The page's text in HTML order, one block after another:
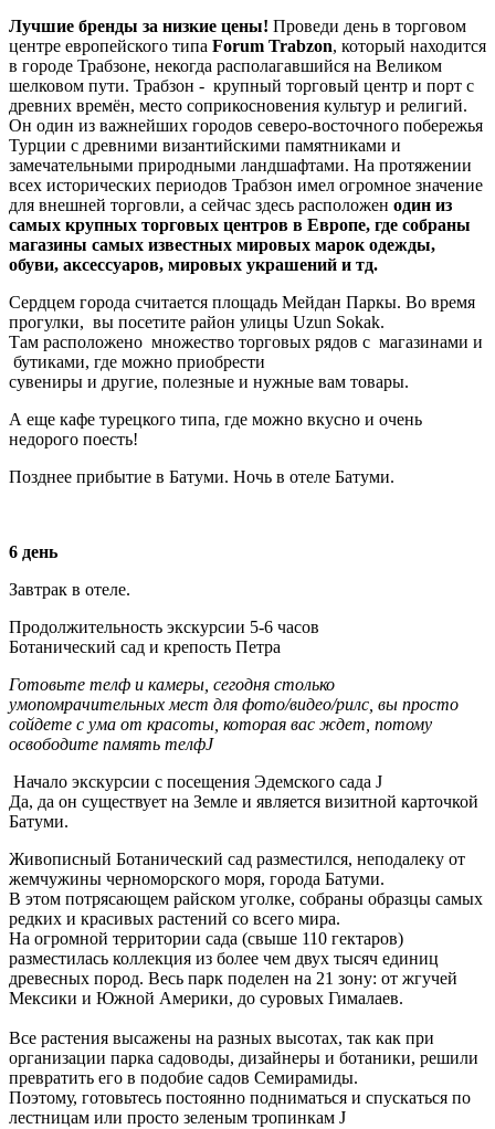
Лучшие бренды за низкие цены! Проведи день в торговом
центре европейского типа Forum Trabzon, который находится
в городе Трабзоне, некогда располагавшийся на Великом
шелковом пути. Трабзон - крупный торговый центр и порт с
древних времён, место соприкосновения культур и религий.
Он один из важнейших городов северо-восточного побережья
Турции с древними византийскими памятниками и
замечательными природными ландшафтами. На протяжении
всех исторических периодов Трабзон имел огромное значение
для внешней торговли, а сейчас здесь расположен один из
самых крупных торговых центров в Европе, где собраны
магазины самых известных мировых марок одежды,
обуви, аксессуаров, мировых украшений и тд.
Сердцем города считается площадь Мейдан Паркы. Во время
прогулки, вы посетите район улицы Uzun Sokak.
Там расположено множество торговых рядов с магазинами и
бутиками, где можно приобрести
сувениры и другие, полезные и нужные вам товары.
А еще кафе турецкого типа, где можно вкусно и очень
недорого поесть!
Позднее прибытие в Батуми. Ночь в отеле Батуми.
6 день
Завтрак в отеле.
Продолжительность экскурсии 5-6 часов
Ботанический сад и крепость Петра
Готовьте телф и камеры, сегодня столько
умопомрачительных мест для фото/видео/рилс, вы просто
сойдете с ума от красоты, которая вас ждет, потому
освободите память телфJ
Начало экскурсии с посещения Эдемского сада J
Да, да он существует на Земле и является визитной карточкой
Батуми.
Живописный Ботанический сад разместился, неподалеку от
жемчужины черноморского моря, города Батуми.
В этом потрясающем райском уголке, собраны образцы самых
редких и красивых растений со всего мира.
На огромной территории сада (свыше 110 гектаров)
разместилась коллекция из более чем двух тысяч единиц
древесных пород. Весь парк поделен на 21 зону: от жгучей
Мексики и Южной Америки, до суровых Гималаев.
Все растения высажены на разных высотах, так как при
организации парка садоводы, дизайнеры и ботаники, решили
превратить его в подобие садов Семирамиды.
Поэтому, готовьтесь постоянно подниматься и спускаться по
лестницам или просто зеленым тропинкам J